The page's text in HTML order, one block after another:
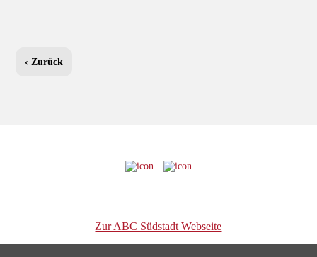
‹ Zurück
Zur ABC Südstadt Webseite